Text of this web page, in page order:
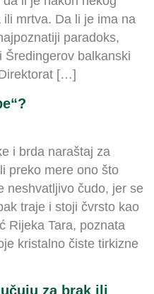
mrtva. Da li je ima na
paradoks,
Šredingerov balkanski
[…]
i brda naraštaj za
preko mere ono što
neshvatljivo čudo, jer se
traje i stoji čvrsto kao
Rijeka Tara, poznata
kristalno čiste tirkizne
za brak ili